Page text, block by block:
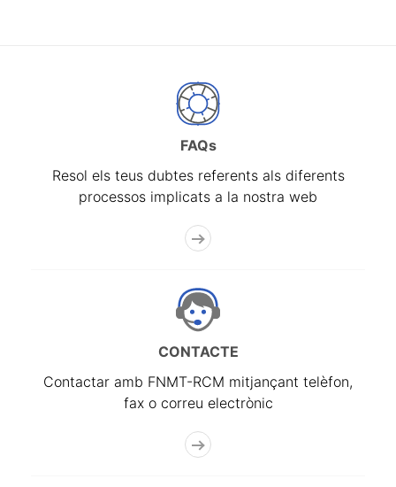
FAQs
Resol els teus dubtes referents als diferents
processos implicats a la nostra web
CONTACTE
Contactar amb FNMT-RCM mitjançant telèfon,
fax o correu electrònic